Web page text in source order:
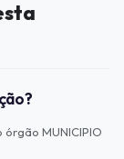
MUNICIPIO